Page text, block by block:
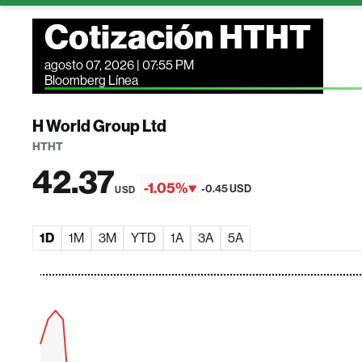
Cotización HTHT
agosto 07, 2026 | 07:55 PM
Bloomberg Línea
H World Group Ltd
HTHT
42.37USD -1.05% -0.45 USD
1D 1M 3M YTD 1A 3A 5A